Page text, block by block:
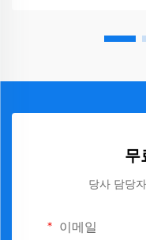
무
당사 담당
이메일